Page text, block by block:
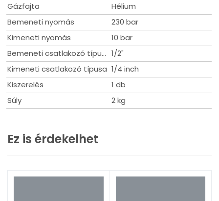
Gázfajta
Hélium
Bemeneti nyomás
230 bar
Kimeneti nyomás
10 bar
Bemeneti csatlakozó típusa 1/2"
Kimeneti csatlakozó típusa 1/4 inch
Kiszerelés
1 db
Súly
2 kg
Ez is érdekelhet